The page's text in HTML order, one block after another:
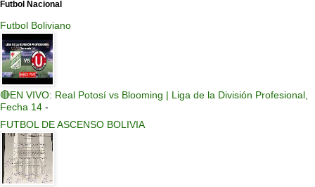
Futbol Nacional
Futbol Boliviano
🔴EN VIVO: Real Potosí vs Blooming | Liga de la División Profesional,
Fecha 14 -
FUTBOL DE ASCENSO BOLIVIA